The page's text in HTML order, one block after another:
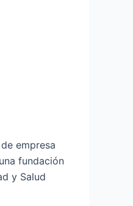
empresa
fundación
y Salud